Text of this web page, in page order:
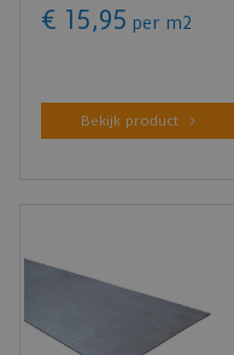
€ 15,95 per m2
Bekijk product